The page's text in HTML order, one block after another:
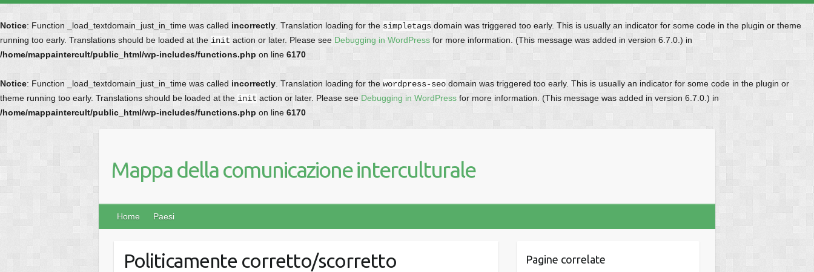
Notice: Function _load_textdomain_just_in_time was called incorrectly . Translation loading for the simpletags domain was triggered too early. This is usually an indicator for some code in the plugin or theme
running too early. Translations should be loaded at the init action or later. Please see Debugging in WordPress for more information. (This message was added in version 6.7.0.) in
/home/mappaintercult/public_html/wp-includes/functions.php on line 6170
Notice: Function _load_textdomain_just_in_time was called incorrectly . Translation loading for the wordpress-seo domain was triggered too early. This is usually an indicator for some code in the plugin or
theme running too early. Translations should be loaded at the init action or later. Please seeDebugging in WordPress for more information. (This message was added in version 6.7.0.) in
/home/mappaintercult/public_html/wp-includes/functions.php on line 6170
Mappa della comunicazione interculturale
Home Paesi
Politicamente corretto/scorretto Pagine correlate